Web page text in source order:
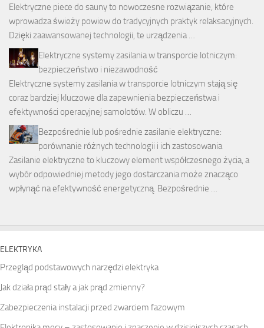
Elektryczne piece do sauny to nowoczesne rozwiązanie, które
wprowadza świeży powiew do tradycyjnych praktyk relaksacyjnych.
Dzięki zaawansowanej technologii, te urządzenia …
Elektryczne systemy zasilania w transporcie lotniczym:
bezpieczeństwo i niezawodność
Elektryczne systemy zasilania w transporcie lotniczym stają się
coraz bardziej kluczowe dla zapewnienia bezpieczeństwa i
efektywności operacyjnej samolotów. W obliczu …
Bezpośrednie lub pośrednie zasilanie elektryczne:
porównanie różnych technologii i ich zastosowania
Zasilanie elektryczne to kluczowy element współczesnego życia, a
wybór odpowiedniej metody jego dostarczania może znacząco
wpłynąć na efektywność energetyczną. Bezpośrednie …
ELEKTRYKA
Przegląd podstawowych narzędzi elektryka
Jak działa prąd stały a jak prąd zmienny?
Zabezpieczenia instalacji przed zwarciem fazowym